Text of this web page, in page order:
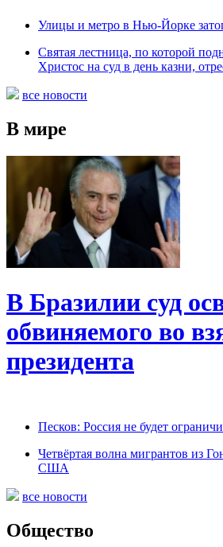
Улицы и метро в Нью-Йорке
Святая лестница, по которой
Христос на суд в день казни,
все новости
В мире
В Бразилии суд
обвиняемого во
президента
Песков: Россия не будет
Четвёртая волна мигрантов из
США
все новости
Общество